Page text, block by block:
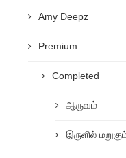
Amy Deepz
Premium
Completed
ஆருவம்
இருளில்